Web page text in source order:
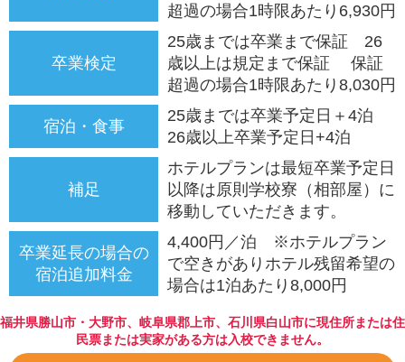
超過の場合1時限あたり6,930円
卒業検定
25歳までは卒業まで保証 26
歳以上は規定まで保証 保証
超過の場合1時限あたり8,030円
宿泊・食事
25歳までは卒業予定日＋4泊
26歳以上卒業予定日+4泊
補足
ホテルプランは最短卒業予定日
以降は原則学校寮（相部屋）に
移動していただきます。
卒業延長の場合の
宿泊追加料金
4,400円／泊 ※ホテルプラン
で空きがありホテル残留希望の
場合は1泊あたり8,000円
福井県勝山市・大野市、岐阜県郡上市、石川県白山市に現住所または住
民票または実家がある方は入校できません。